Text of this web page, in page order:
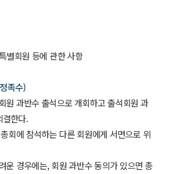
별회원 등에 관한 사항
족수)
과반수 출석으로 개회하고 출석회원 과
결한다.
회에 참석하는 다른 회원에게 서면으로 위
경우에는, 회원 과반수 동의가 있으면 총